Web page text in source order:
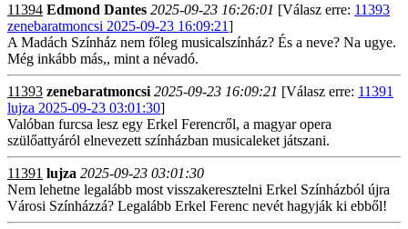
11394 Edmond Dantes 2025-09-23 16:26:01 [Válasz erre: 11393
zenebaratmoncsi 2025-09-23 16:09:21]
A Madách Színház nem főleg musicalszínház? És a neve? Na ugye.
Még inkább más,, mint a névadó.
11393 zenebaratmoncsi 2025-09-23 16:09:21 [Válasz erre: 11391
lujza 2025-09-23 03:01:30]
Valóban furcsa lesz egy Erkel Ferencről, a magyar opera
szülőattyáról elnevezett színházban musicaleket játszani.
11391 lujza 2025-09-23 03:01:30
Nem lehetne legalább most visszakeresztelni Erkel Színházból újra
Városi Színházzá? Legalább Erkel Ferenc nevét hagyják ki ebből!